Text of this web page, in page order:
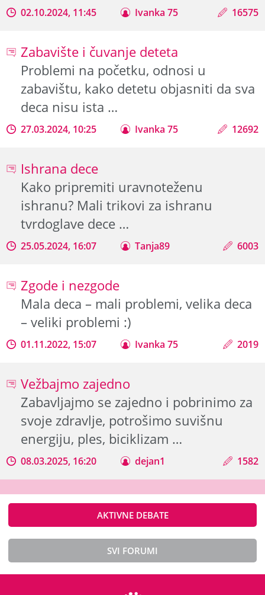
02.10.2024, 11:45 Ivanka 75 16575
Zabavište i čuvanje deteta
Problemi na početku, odnosi u
zabavištu, kako detetu objasniti da sva
deca nisu ista …
27.03.2024, 10:25 Ivanka 75 12692
Ishrana dece
Kako pripremiti uravnoteženu
ishranu? Mali trikovi za ishranu
tvrdoglave dece …
25.05.2024, 16:07 Tanja89 6003
Zgode i nezgode
Mala deca – mali problemi, velika deca
– veliki problemi :)
01.11.2022, 15:07 Ivanka 75 2019
Vežbajmo zajedno
Zabavljajmo se zajedno i pobrinimo za
svoje zdravlje, potrošimo suvišnu
energiju, ples, biciklizam …
08.03.2025, 16:20 dejan1 1582
AKTIVNE DEBATE
SVI FORUMI